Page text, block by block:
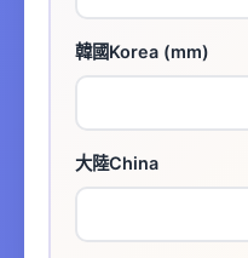
韓國Korea (mm)
大陸China